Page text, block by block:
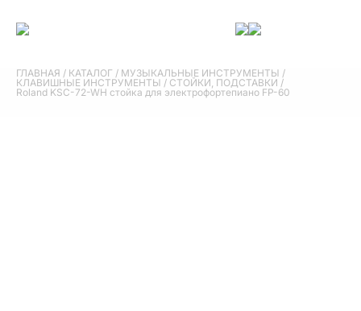
ГЛАВНАЯ / КАТАЛОГ / МУЗЫКАЛЬНЫЕ ИНСТРУМЕНТЫ /
КЛАВИШНЫЕ ИНСТРУМЕНТЫ / СТОЙКИ, ПОДСТАВКИ /
Roland KSC-72-WH стойка для электрофортепиано FP-60